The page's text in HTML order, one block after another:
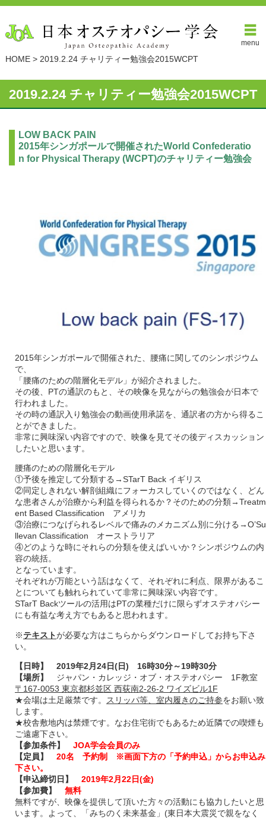
menu
HOME> 2019.2.24 チャリティー勉強会2015WCPT
2019.2.24 チャリティー勉強会2015WCPT
LOW BACK PAIN
2015年シンガポールで開催されたWorld Confederatio
n for Physical Therapy (WCPT)のチャリティー勉強会
2015年シンガポールで開催された、腰痛に関してのシンポジウム
で、
「腰痛のための階層化モデル」が紹介されました。
その後、PTの通訳のもと、その映像を見ながらの勉強会が日本で
行われました。
その時の通訳入り勉強会の動画使用承諾を、通訳者の方から得るこ
とができました。
非常に興味深い内容ですので、映像を見てその後ディスカッション
したいと思います。
腰痛のための階層化モデル
①予後を推定して分類する→STarT Back イギリス
②同定しきれない解剖組織にフォーカスしていくのではなく、どん
な患者さんが治療から利益を得られるか？そのための分類→Treatm
ent Based Classification アメリカ
③治療につなげられるレベルで痛みのメカニズム別に分ける→O’Su
llevan Classification オーストラリア
④どのような時にそれらの分類を使えばいいか？シンポジウムの内
容の統括。
となっています。
それぞれが万能という話はなくて、それぞれに利点、限界があるこ
とについても触れられていて非常に興味深い内容です。
STarT Backツールの活用はPTの業種だけに限らずオステオパシー
にも有益な考え方でもあると思われます。
※テキストが必要な方はこちらからダウンロードしてお持ち下さ
い。
【日時】
2019年2月24日(日) 16時30分～19時30分
【場所】
ジャパン・カレッジ・オブ・オステオパシー 1F教室
〒167-0053 東京都杉並区 西荻南2-26-2 ワイズビル1F
★会場は土足厳禁です。
スリッパ等、室内履きのご持参をお願い致
します。
★校舎敷地内は禁煙です。なお住宅街でもあるため近隣での喫煙も
ご遠慮下さい。
【参加条件】
JOA学会会員のみ
【定員】
20名 予約制 ※画面下方の「予約申込」からお申込み
下さい。
【申込締切日】 2019年2月22日(金)
【参加費】
無料
無料ですが、映像を提供して頂いた方々の活動にも協力したいと思
います。よって、「みちのく未来基金」(東日本大震災で親をなく